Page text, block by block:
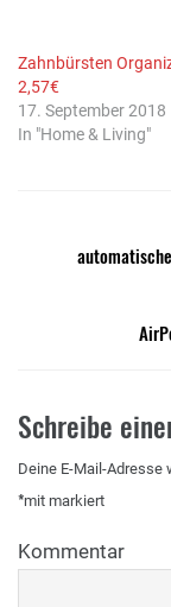
Zahnbürsten
2,57€
17. September 2018
In "Home & Living"
Schreibe
Deine E-Mail-
mit
* markiert
Kommentar